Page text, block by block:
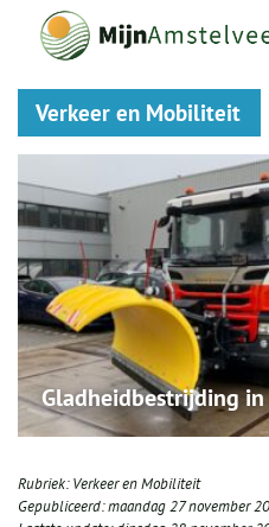
Verkeer en Mobiliteit
Gladheidbestrijding
Rubriek:Verkeer en Mobiliteit
Gepubliceerd:maandag 27 november